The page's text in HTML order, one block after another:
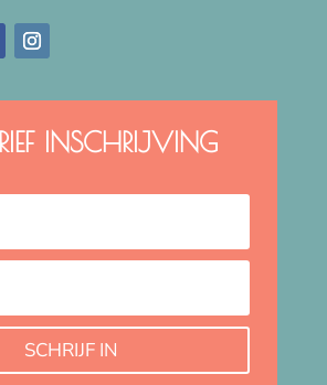
INSCHRIJVING
SCHRIJF IN